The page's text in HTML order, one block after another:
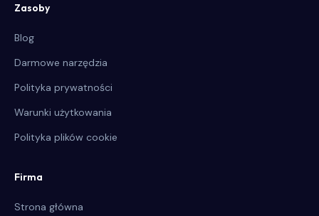
Zasoby
Blog
Darmowe narzędzia
Polityka prywatności
Warunki użytkowania
Polityka plików cookie
Firma
Strona główna